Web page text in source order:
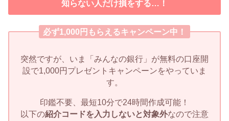
知らない人だけ損をする…！
必ず1,000円もらえるキャンペーン中！
突然ですが、いま「みんなの銀行」が無料の口座開
設で1,000円プレゼントキャンペーンをやっていま
す。
印鑑不要、最短10分で24時間作成可能！
以下の紹介コードを入力しないと対象外なので注意